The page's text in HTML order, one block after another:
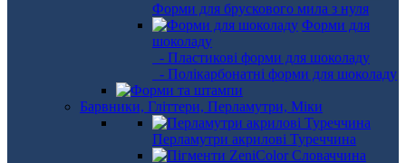
Форми для брускового мила з нуля
Форми для
шоколаду
- Пластикові форми для шоколаду
- Полікарбонатні форми для шоколаду
Барвники, Гліттери, Перламутри, Міки
Перламутри акрилові Туреччина